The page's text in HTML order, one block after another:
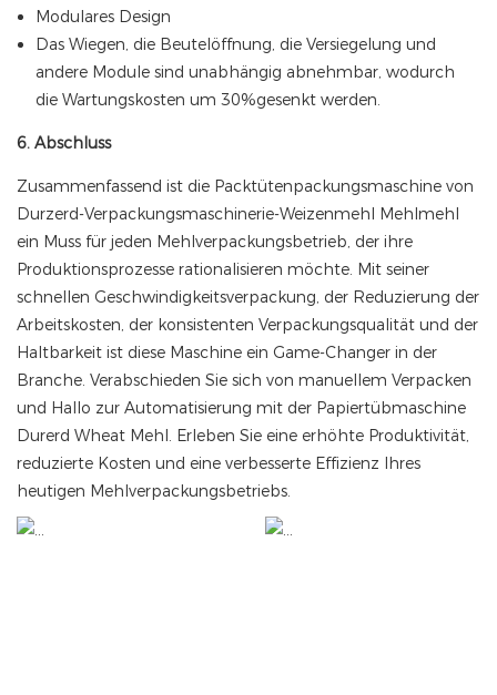
Modulares Design
Das Wiegen, die Beutelöffnung, die Versiegelung und
andere Module sind unabhängig abnehmbar, wodurch
die Wartungskosten um 30%gesenkt werden.
6. Abschluss
Zusammenfassend ist die Packtütenpackungsmaschine von
Durzerd-Verpackungsmaschinerie-Weizenmehl Mehlmehl
ein Muss für jeden Mehlverpackungsbetrieb, der ihre
Produktionsprozesse rationalisieren möchte. Mit seiner
schnellen Geschwindigkeitsverpackung, der Reduzierung der
Arbeitskosten, der konsistenten Verpackungsqualität und der
Haltbarkeit ist diese Maschine ein Game-Changer in der
Branche. Verabschieden Sie sich von manuellem Verpacken
und Hallo zur Automatisierung mit der Papiertübmaschine
Durerd Wheat Mehl. Erleben Sie eine erhöhte Produktivität,
reduzierte Kosten und eine verbesserte Effizienz Ihres
heutigen Mehlverpackungsbetriebs.